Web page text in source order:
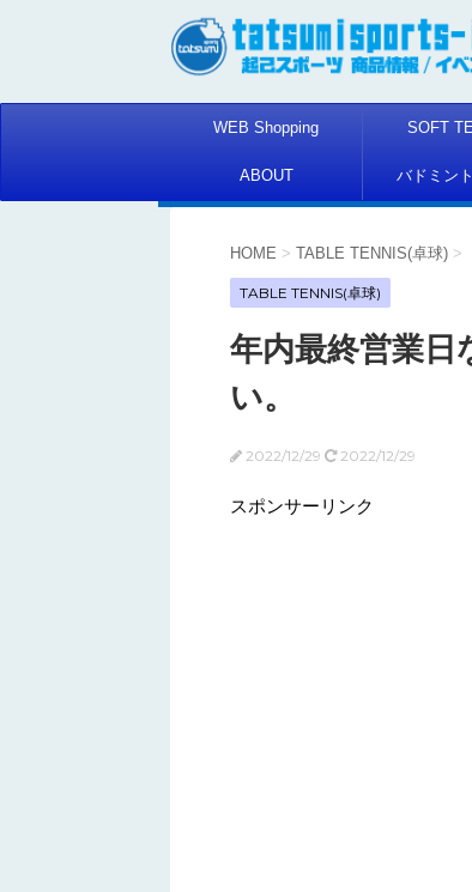
WEB Shopping SOFT
ABOUT バドミン
HOME > TABLE TENNIS(卓球) >
TABLE TENNIS(卓球)
年内最終営業日
い。
2022/12/29 2022/12/29
スポンサーリンク